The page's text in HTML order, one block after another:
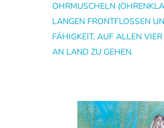
RMUSCHELN
NGEN FRONTFLOSSEN UND
HIGKEIT, AUF ALLEN VIER
LAND ZU GEHEN.